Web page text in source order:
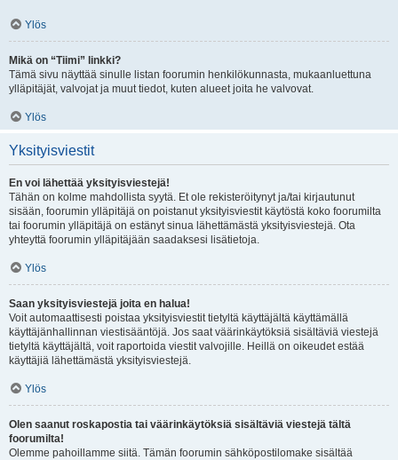
Ylös
Mikä on “Tiimi” linkki?
Tämä sivu näyttää sinulle listan foorumin henkilökunnasta, mukaanluettuna
ylläpitäjät, valvojat ja muut tiedot, kuten alueet joita he valvovat.
Ylös
Yksityisviestit
En voi lähettää yksityisviestejä!
Tähän on kolme mahdollista syytä. Et ole rekisteröitynyt ja/tai kirjautunut
sisään, foorumin ylläpitäjä on poistanut yksityisviestit käytöstä koko foorumilta
tai foorumin ylläpitäjä on estänyt sinua lähettämästä yksityisviestejä. Ota
yhteyttä foorumin ylläpitäjään saadaksesi lisätietoja.
Ylös
Saan yksityisviestejä joita en halua!
Voit automaattisesti poistaa yksityisviestit tietyltä käyttäjältä käyttämällä
käyttäjänhallinnan viestisääntöjä. Jos saat väärinkäytöksiä sisältäviä viestejä
tietyltä käyttäjältä, voit raportoida viestit valvojille. Heillä on oikeudet estää
käyttäjiä lähettämästä yksityisviestejä.
Ylös
Olen saanut roskapostia tai väärinkäytöksiä sisältäviä viestejä tältä
foorumilta!
Olemme pahoillamme siitä. Tämän foorumin sähköpostilomake sisältää